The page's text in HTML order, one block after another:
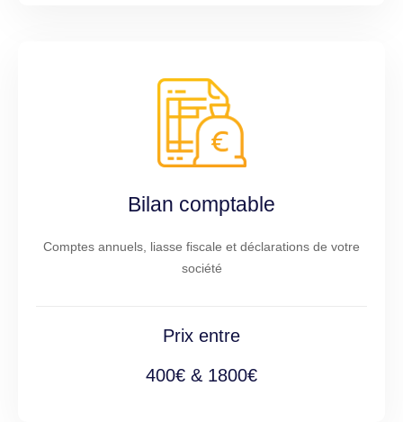
Bilan comptable
Comptes annuels, liasse fiscale et déclarations de votre
société
Prix entre
400€ & 1800€